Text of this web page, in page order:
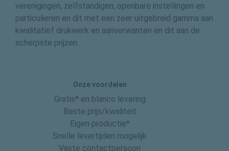
verenigingen, zelfstandigen, openbare instellingen en
particulieren en dit met een zeer uitgebreid gamma aan
kwalitatief drukwerk en aanverwanten en dit aan de
scherpste prijzen
Onze voordelen
Gratis* en blanco levering
Beste prijs/kwaliteit
Eigen productie*
Snelle levertijden mogelijk
Vaste contactpersoon